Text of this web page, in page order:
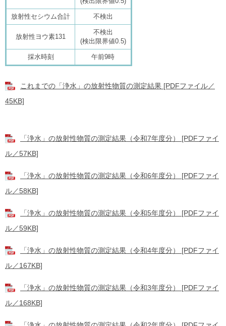
放射性セシウム合計 不検出
放射性ヨウ素131
不検出
(検出限界値0.5)
採水時刻 午前9時
これまでの「浄水」の放射性物質の測定結果 [PDFファイル／
45KB]
「浄水」の放射性物質の測定結果（令和7年度分） [PDFファイ
ル／57KB]
「浄水」の放射性物質の測定結果（令和6年度分） [PDFファイ
ル／58KB]
「浄水」の放射性物質の測定結果（令和5年度分） [PDFファイ
ル／59KB]
「浄水」の放射性物質の測定結果（令和4年度分） [PDFファイ
ル／167KB]
「浄水」の放射性物質の測定結果（令和3年度分） [PDFファイ
ル／168KB]